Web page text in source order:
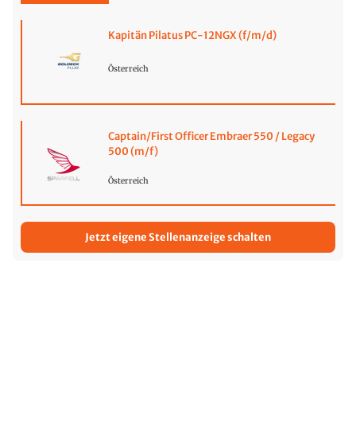
Kapitän Pilatus PC-12NGX (f/m/d)
Österreich
Captain/First Officer Embraer 550 / Legacy
500 (m/f)
Österreich
Jetzt eigene Stellenanzeige schalten